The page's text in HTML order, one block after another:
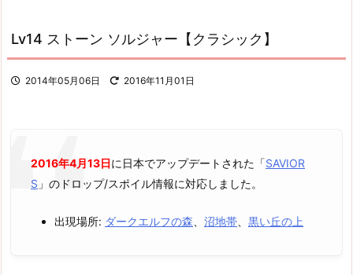
Lv14 ストーン ソルジャー【クラシック】
2014年05月06日 2016年11月01日
2016年4月13日に日本でアップデートされた「SAVIOR
S 」のドロップ/スポイル情報に対応しました。
出現場所: ダークエルフの森 沼地帯 黒い丘の上